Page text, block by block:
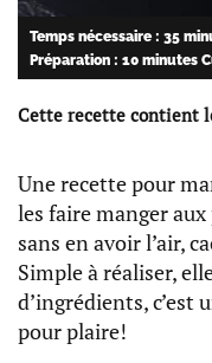
Temps nécessaire : 35
Préparation : 10 minutes
Cette recette contient
Une recette pour
les faire manger
sans en avoir l’air,
Simple à réaliser,
d’ingrédients, c’est
pour plaire!